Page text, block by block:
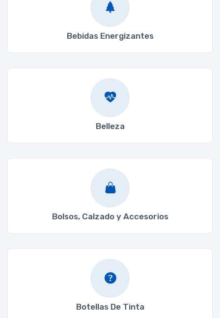
Bebidas Energizantes
Belleza
Bolsos, Calzado y Accesorios
Botellas De Tinta